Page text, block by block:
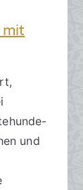
mit
und